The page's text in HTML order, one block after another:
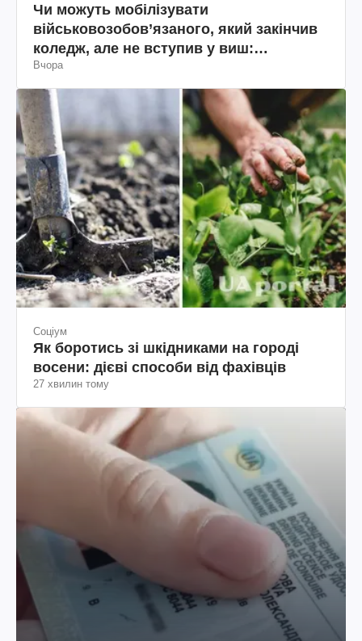
Чи можуть мобілізувати
військовозобов’язаного, який закінчив
коледж, але не вступив у виш:
пояснення юриста
Вчора
Соціум
Як боротись зі шкідниками на городі
восени: дієві способи від фахівців
27 хвилин тому